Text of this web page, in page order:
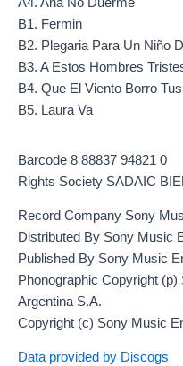
A4. Ana No Duerme
B1. Fermin
B2. Plegaria Para Un Niño
B3. A Estos Hombres
B4. Que El Viento Borro
B5. Laura Va
Barcode 8 88837 94821 0
Rights Society SADAIC
Record Company Sony
Distributed By Sony Music
Published By Sony Music
Phonographic Copyright
Argentina S.A.
Copyright (c) Sony Music
Data provided by Discogs